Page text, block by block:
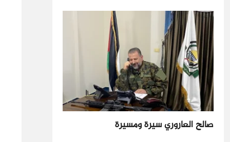
صالح العاروري سيرة ومسيرة